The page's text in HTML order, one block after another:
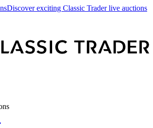
Discover exciting Classic Trader live auctions